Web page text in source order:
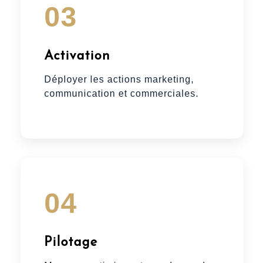
03
Activation
Déployer les actions marketing,
communication et commerciales.
04
Pilotage